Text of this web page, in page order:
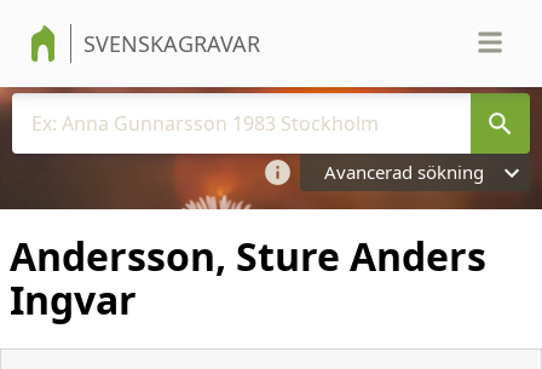
SVENSKAGRAVAR
Avancerad sökning
Andersson, Sture Anders
Ingvar